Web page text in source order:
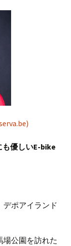
優しいE-bike
ポアイランド
場公園を訪れた